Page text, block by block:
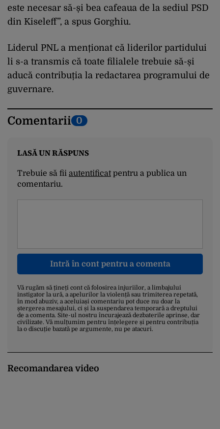
este necesar să-și bea cafeaua de la sediul PSD
din Kiseleff”, a spus Gorghiu.
Liderul PNL a menționat că liderilor partidului
li s-a transmis că toate filialele trebuie să-și
aducă contribuția la redactarea programului de
guvernare.
Comentarii 0
LASĂ UN RĂSPUNS
Trebuie să fii autentificatpentru a publica un
comentariu.
Intră în cont pentru a comenta
Vă rugăm să țineți cont că folosirea injuriilor, a limbajului
instigator la ură, a apelurilor la violență sau trimiterea repetată,
în mod abuziv, a aceluiași comentariu pot duce nu doar la
ștergerea mesajului, ci și la suspendarea temporară a dreptului
de a comenta. Site-ul nostru încurajează dezbaterile aprinse, dar
civilizate. Vă mulțumim pentru înțelegere și pentru contribuția
la o discuție bazată pe argumente, nu pe atacuri.
Recomandarea video